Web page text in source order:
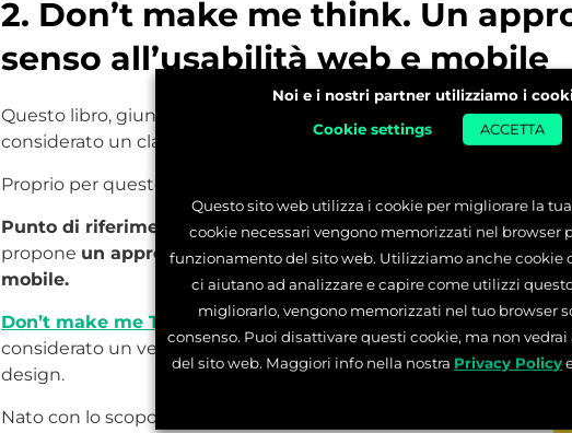
2. Don’t make me think. Un
senso all’usabilità web e mobile
Questo libro, giunto ormai alla sua terza edizione, è
considerato un classico tra i libri di UX/UI design.
Proprio per questo, ti consiglio di non lasciartelo sfuggire.
Punto di riferimento per designer e sviluppatori,
propone un approccio di buon senso all’usabilità web e
mobile.
Don’t make me Think, libro scritto da Steve Krug,
considerato un vero e proprio guru del campo della UX/UI
design.
Nato con lo scopo di
Noi e i nostri partner utilizziamo i
Cookie settings
ACCETTA
Questo sito web utilizza i cookie per migliorare la
cookie necessari vengono memorizzati nel browser
funzionamento del sito web. Utilizziamo anche cookie
ci aiutano ad analizzare e capire come utilizzi
migliorarlo, vengono memorizzati nel tuo browser
consenso. Puoi disattivare questi cookie, ma non
del sito web. Maggiori info nella nostra Privacy Policy